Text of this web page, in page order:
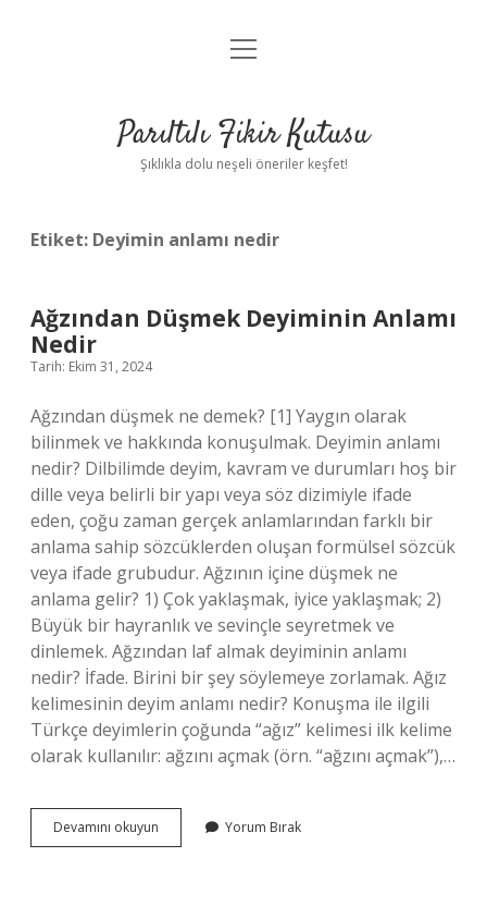
Anasayfa
Yasal Uyarı
menüyü
Parıltılı Fikir Kutusu
Şıklıkla dolu neşeli öneriler keşfet!
Etiket: Deyimin anlamı nedir
Ağzından Düşmek Deyiminin Anlamı
Nedir
Tarih: Ekim 31, 2024
Ağzından düşmek ne demek? [1] Yaygın olarak
bilinmek ve hakkında konuşulmak. Deyimin anlamı
nedir? Dilbilimde deyim, kavram ve durumları hoş bir
dille veya belirli bir yapı veya söz dizimiyle ifade
eden, çoğu zaman gerçek anlamlarından farklı bir
anlama sahip sözcüklerden oluşan formülsel sözcük
veya ifade grubudur. Ağzının içine düşmek ne
anlama gelir? 1) Çok yaklaşmak, iyice yaklaşmak; 2)
Büyük bir hayranlık ve sevinçle seyretmek ve
dinlemek. Ağzından laf almak deyiminin anlamı
nedir? İfade. Birini bir şey söylemeye zorlamak. Ağız
kelimesinin deyim anlamı nedir? Konuşma ile ilgili
Türkçe deyimlerin çoğunda “ağız” kelimesi ilk kelime
olarak kullanılır: ağzını açmak (örn. “ağzını açmak”),…
Devamını okuyun Ağzından
Düşmek
Yorum Bırak